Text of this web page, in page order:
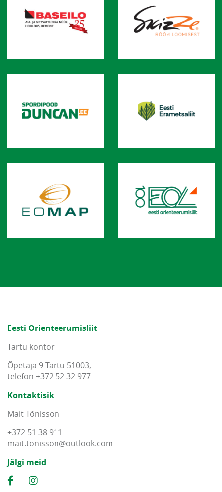
Eesti Orienteerumisliit
Tartu kontor
Õpetaja 9 Tartu 51003,
telefon +372 52 32 977
Kontaktisik
Mait Tõnisson
+372 51 38 911
mait.tonisson@outlook.com
Jälgi meid